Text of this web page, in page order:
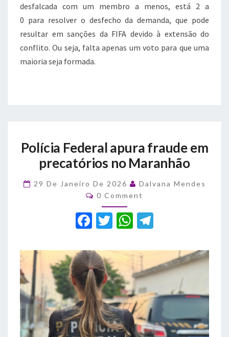
desfalcada com um membro a menos, está 2 a
0 para resolver o desfecho da demanda, que pode
resultar em sanções da FIFA devido à extensão do
conflito. Ou seja, falta apenas um voto para que uma
maioria seja formada.
Federal
apura
fraude
em
Maranhão
Polícia Federal apura fraude em
precatórios no Maranhão
29 De Janeiro De 2026
Dalvana Mendes
Comments
0 Comment
F
c
e
b
o
o
T
it
te
r
W
at
s
A
p
p
e
gr
m